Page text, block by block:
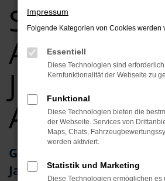
Seat Ibiza
Augsburg
Angebote
Geld sparen in Augsburg?
Jahreswagen wartet
Impressum
Folgende Kategorien von Cookies werden
Essentiell
Diese Technologien sind
Kernfunktionalität der Webseite zu
Funktional
Diese Technologien bieten die
der Webseite. Services von
Maps, Chats,
werden aktiviert.
Statistik und Marketing
Diese Technologien ermöglichen es